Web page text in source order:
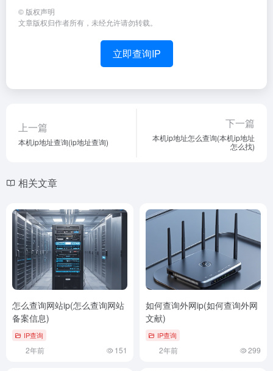
© 版权声明
文章版权归作者所有，未经允许请勿转载。
立即查询IP
上一篇
本机ip地址查询(ip地址查询)
下一篇
本机ip地址怎么查询(本机ip地址
怎么找)
相关文章
怎么查询网站ip(怎么查询网站
备案信息)
IP查询
2年前 151
如何查询外网ip(如何查询外网
文献)
IP查询
2年前 299